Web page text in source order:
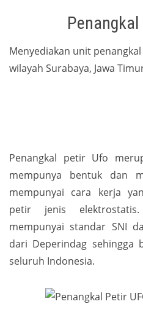
Penangkal
Menyediakan unit
wilayah Surabaya, Jawa
Penangkal petir Ufo
mempunya bentuk dan
mempunyai cara kerja
petir jenis
mempunyai standar SNI
dari Deperindag sehingga
seluruh Indonesia.